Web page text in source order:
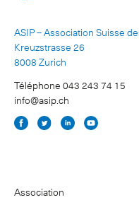
ASIP – Association Suisse
Kreuzstrasse 26
8008 Zurich
Téléphone 043 243 74 15
info@asip.ch
Association